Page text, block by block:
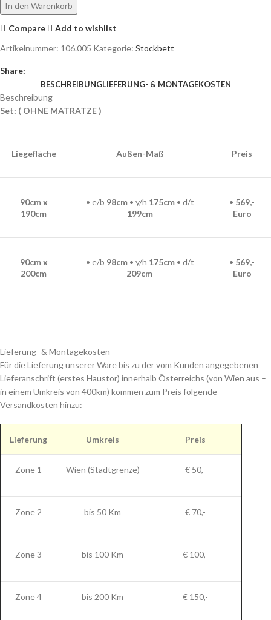
In den Warenkorb
Compare
Add to wishlist
Artikelnummer: 106.005 Kategorie: Stockbett
Share:
BESCHREIBUNGLIEFERUNG- & MONTAGEKOSTEN
Beschreibung
Set: ( OHNE MATRATZE )
Liegefläche Außen-Maß Preis
90cm x
190cm
• e/b 98cm • y/h 175cm • d/t
199cm
• 569,-
Euro
90cm x
200cm
• e/b 98cm • y/h 175cm • d/t
209cm
• 569,-
Euro
Lieferung- & Montagekosten
Für die Lieferung unserer Ware bis zu der vom Kunden angegebenen
Lieferanschrift (erstes Haustor) innerhalb Österreichs (von Wien aus –
in einem Umkreis von 400km) kommen zum Preis folgende
Versandkosten hinzu:
Lieferung Umkreis Preis
Zone 1 Wien (Stadtgrenze) € 50,-
Zone 2 bis 50 Km € 70,-
Zone 3 bis 100 Km € 100,-
Zone 4 bis 200 Km € 150,-